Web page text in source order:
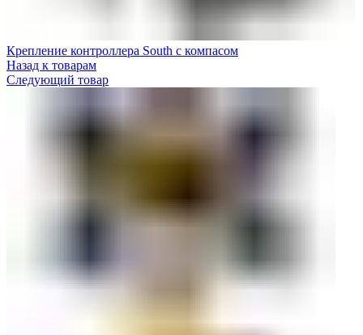
Крепление контроллера South с компасом
Назад к товарам
Следующий товар